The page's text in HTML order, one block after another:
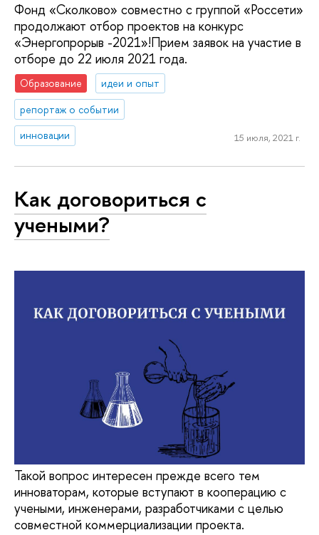
Фонд «Сколково» совместно с группой «Россети»
продолжают отбор проектов на конкурс
«Энергопрорыв -2021»!Прием заявок на участие в
отборе до 22 июля 2021 года.
Образование
идеи и опыт
репортаж о событии
инновации
15 июля, 2021 г.
Как договориться с
учеными?
Такой вопрос интересен прежде всего тем
инноваторам, которые вступают в кооперацию с
учеными, инженерами, разработчиками с целью
совместной коммерциализации проекта.